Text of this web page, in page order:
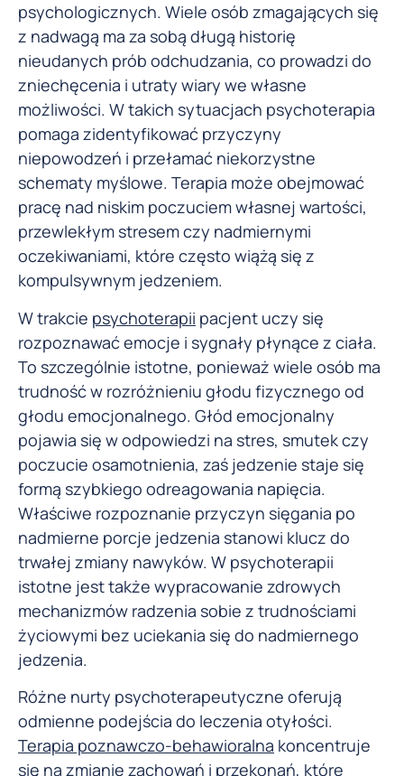
psychologicznych. Wiele osób zmagających się
z nadwagą ma za sobą długą historię
nieudanych prób odchudzania, co prowadzi do
zniechęcenia i utraty wiary we własne
możliwości. W takich sytuacjach psychoterapia
pomaga zidentyfikować przyczyny
niepowodzeń i przełamać niekorzystne
schematy myślowe. Terapia może obejmować
pracę nad niskim poczuciem własnej wartości,
przewlekłym stresem czy nadmiernymi
oczekiwaniami, które często wiążą się z
kompulsywnym jedzeniem.
W trakcie psychoterapii pacjent uczy się
rozpoznawać emocje i sygnały płynące z ciała.
To szczególnie istotne, ponieważ wiele osób ma
trudność w rozróżnieniu głodu fizycznego od
głodu emocjonalnego. Głód emocjonalny
pojawia się w odpowiedzi na stres, smutek czy
poczucie osamotnienia, zaś jedzenie staje się
formą szybkiego odreagowania napięcia.
Właściwe rozpoznanie przyczyn sięgania po
nadmierne porcje jedzenia stanowi klucz do
trwałej zmiany nawyków. W psychoterapii
istotne jest także wypracowanie zdrowych
mechanizmów radzenia sobie z trudnościami
życiowymi bez uciekania się do nadmiernego
jedzenia.
Różne nurty psychoterapeutyczne oferują
odmienne podejścia do leczenia otyłości.
Terapia poznawczo-behawioralna koncentruje
się na zmianie zachowań i przekonań, które